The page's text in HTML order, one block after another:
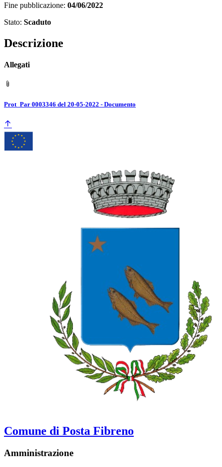
Fine pubblicazione: 04/06/2022
Stato: Scaduto
Descrizione
Allegati
Prot_Par 0003346 del 20-05-2022 - Documento
Comune di Posta Fibreno
Amministrazione